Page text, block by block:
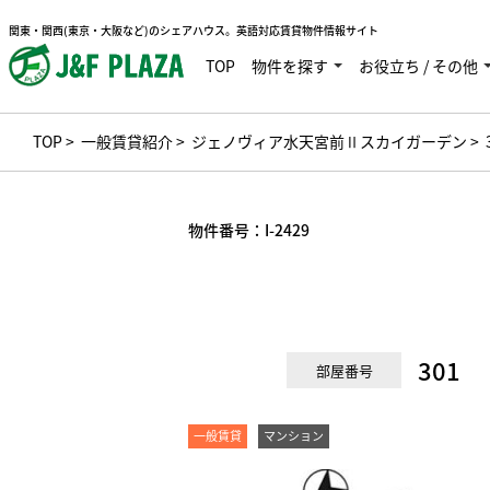
関東・関西(東京・大阪など)のシェアハウス。英語対応賃貸物件情報サイト
TOP 物件を探す お役立ち / その他
TOP> 一般賃貸紹介> ジェノヴィア水天宮前Ⅱスカイガーデン >
物件番号： I-2429
部屋番号 301
一般賃貸 マンション